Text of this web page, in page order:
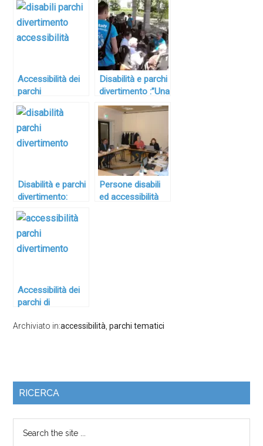
Accessibilità dei
parchi
divertimento:
ospiti con
disabilità ed
esigenze di
Disabilità e parchi
divertimento :”Una
giostra per tutti”
due giorni di
studio
Disabilità e parchi
divertimento:
pubblicate
dall’Istituto
Superiore di
Sanità le
Persone disabili
ed accessibilità
Accessibilità dei
parchi di
specifica
Archiviato in:accessibilità ,parchi tematici
RICERCA